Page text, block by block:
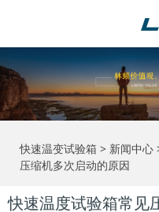
快速温变试验箱 > 新闻中心
压缩机多次启动的原因
快速温度试验箱常见